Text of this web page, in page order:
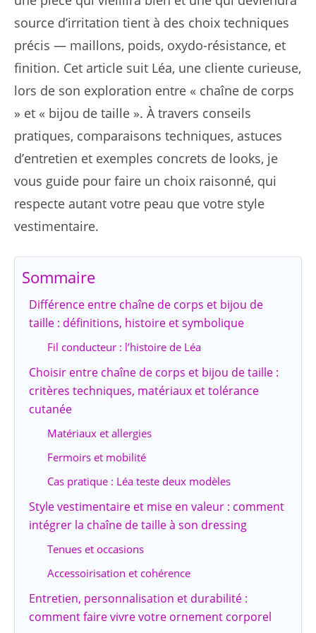
source d’irritation tient à des choix techniques
précis — maillons, poids, oxydo-résistance, et
finition. Cet article suit Léa, une cliente curieuse,
lors de son exploration entre « chaîne de corps
» et « bijou de taille ». À travers conseils
pratiques, comparaisons techniques, astuces
d’entretien et exemples concrets de looks, je
vous guide pour faire un choix raisonné, qui
respecte autant votre peau que votre style
vestimentaire.
Sommaire
Différence entre chaîne de corps et bijou de
taille : définitions, histoire et symbolique
Fil conducteur : l’histoire de Léa
Choisir entre chaîne de corps et bijou de taille :
critères techniques, matériaux et tolérance
cutanée
Matériaux et allergies
Fermoirs et mobilité
Cas pratique : Léa teste deux modèles
Style vestimentaire et mise en valeur : comment
intégrer la chaîne de taille à son dressing
Tenues et occasions
Accessoirisation et cohérence
Entretien, personnalisation et durabilité :
comment faire vivre votre ornement corporel